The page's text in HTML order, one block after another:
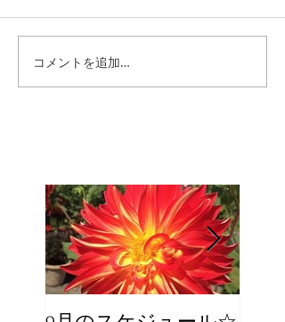
コメントを追加…